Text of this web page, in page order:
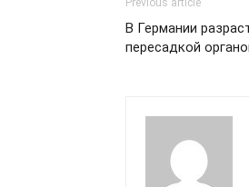
Previous article
В Германии
пересадкой